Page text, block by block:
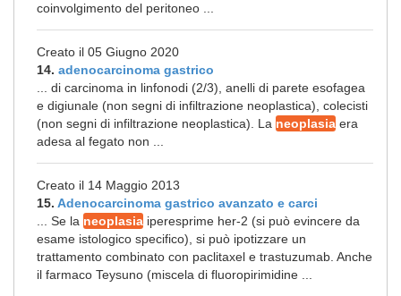
coinvolgimento del peritoneo ...
Creato il 05 Giugno 2020
14. adenocarcinoma gastrico
... di carcinoma in linfonodi (2/3), anelli di parete esofagea
e digiunale (non segni di infiltrazione neoplastica), colecisti
(non segni di infiltrazione neoplastica). La neoplasia era
adesa al fegato non ...
Creato il 14 Maggio 2013
15. Adenocarcinoma gastrico avanzato e carci
... Se la neoplasia iperesprime her-2 (si può evincere da
esame istologico specifico), si può ipotizzare un
trattamento combinato con paclitaxel e trastuzumab. Anche
il farmaco Teysuno (miscela di fluoropirimidine ...